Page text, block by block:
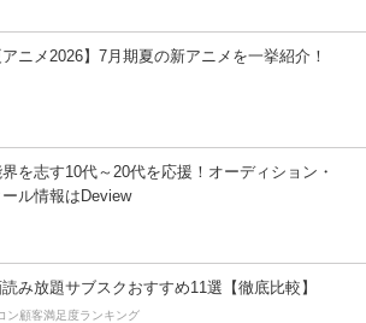
アニメ2026】7月期夏の新アニメを一挙紹介！
を志す10代～20代を応援！オーディション・
ール情報はDeview
み放題サブスクおすすめ11選【徹底比較】
ン顧客満足度ランキング